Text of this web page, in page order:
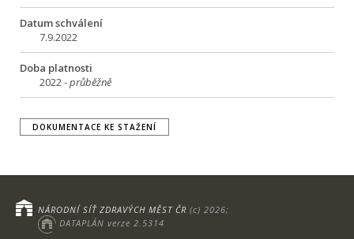
Datum schválení
7.9.2022
Doba platnosti
2022 -průběžně
DOKUMENTACE KE STAŽENÍ
NÁRODNÍ SÍŤ ZDRAVÝCH MĚST ČR (c) 2026;
DATAPLÁN verze 2.5314